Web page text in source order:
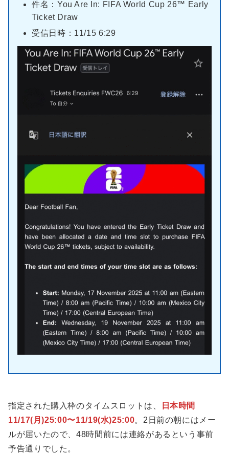
件名：You Are In: FIFA World Cup 26™ Early
Ticket Draw
受信日時：11/15 6:29
指定された購入枠のタイムスロットは、
日本時間
11/17(月)25:00〜11/19(水)25:00。2日前の朝にはメー
ルが届いたので、48時間前には連絡があるという事前
予告通りでした。